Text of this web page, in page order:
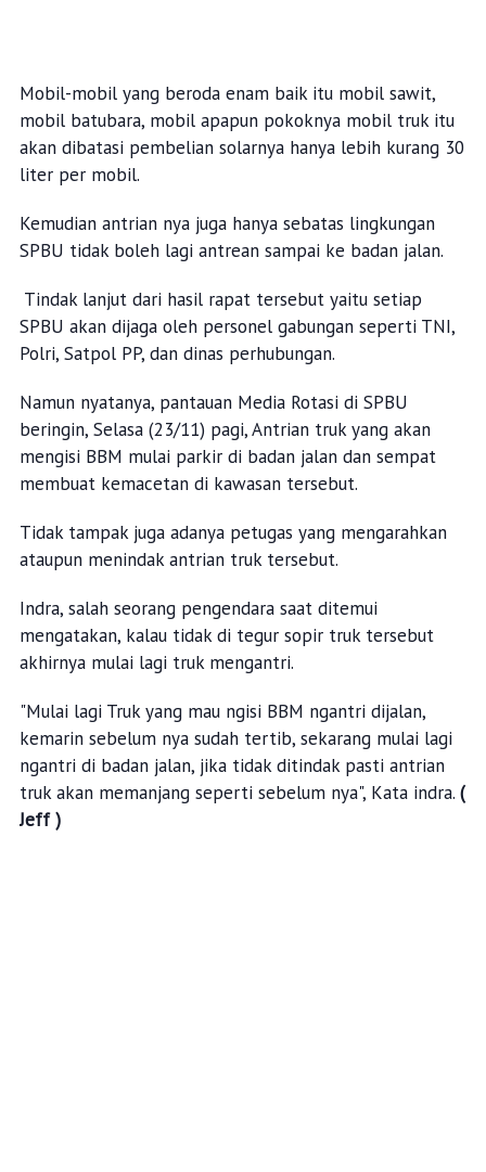
Mobil-mobil yang beroda enam baik itu mobil sawit,
mobil batubara, mobil apapun pokoknya mobil truk itu
akan dibatasi pembelian solarnya hanya lebih kurang 30
liter per mobil.
Kemudian antrian nya juga hanya sebatas lingkungan
SPBU tidak boleh lagi antrean sampai ke badan jalan.
Tindak lanjut dari hasil rapat tersebut yaitu setiap
SPBU akan dijaga oleh personel gabungan seperti TNI,
Polri, Satpol PP, dan dinas perhubungan.
Namun nyatanya, pantauan Media Rotasi di SPBU
beringin, Selasa (23/11) pagi, Antrian truk yang akan
mengisi BBM mulai parkir di badan jalan dan sempat
membuat kemacetan di kawasan tersebut.
Tidak tampak juga adanya petugas yang mengarahkan
ataupun menindak antrian truk tersebut.
Indra, salah seorang pengendara saat ditemui
mengatakan, kalau tidak di tegur sopir truk tersebut
akhirnya mulai lagi truk mengantri.
"Mulai lagi Truk yang mau ngisi BBM ngantri dijalan,
kemarin sebelum nya sudah tertib, sekarang mulai lagi
ngantri di badan jalan, jika tidak ditindak pasti antrian
truk akan memanjang seperti sebelum nya", Kata indra. (
Jeff )